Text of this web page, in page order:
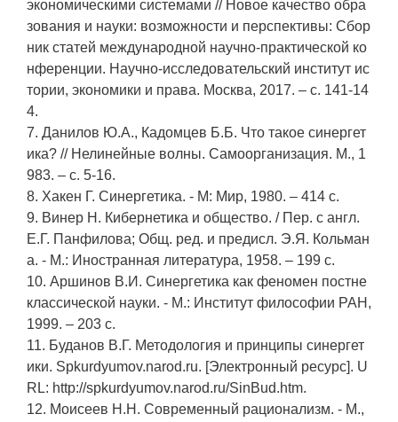
экономическими системами // Новое качество обра
зования и науки: возможности и перспективы: Сбор
ник статей международной научно-практической ко
нференции. Научно-исследовательский институт ис
тории, экономики и права. Москва, 2017. – c. 141-14
4.
7. Данилов Ю.А., Кадомцев Б.Б. Что такое синергет
ика? // Нелинейные волны. Самоорганизация. М., 1
983. – c. 5-16.
8. Хакен Г. Синергетика. - М: Мир, 1980. – 414 c.
9. Винер Н. Кибернетика и общество. / Пер. с англ.
Е.Г. Панфилова; Общ. ред. и предисл. Э.Я. Кольман
а. - М.: Иностранная литература, 1958. – 199 c.
10. Аршинов В.И. Синергетика как феномен постне
классической науки. - М.: Институт философии РАН,
1999. – 203 c.
11. Буданов В.Г. Методология и принципы синергет
ики. Spkurdyumov.narod.ru. [Электронный ресурс]. U
RL: http://spkurdyumov.narod.ru/SinBud.htm.
12. Моисеев Н.Н. Современный рационализм. - М.,